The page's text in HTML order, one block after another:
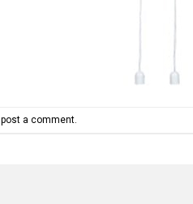
post a comment